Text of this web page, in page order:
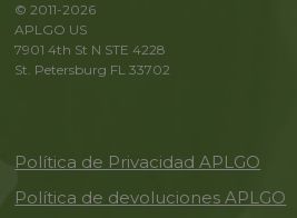
© 2011-2026
APLGO US
7901 4th St N STE 4228
St. Petersburg FL 33702
Política de Privacidad APLGO
Política de devoluciones APLGO